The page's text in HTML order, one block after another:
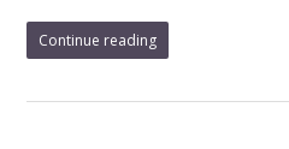
Continue reading